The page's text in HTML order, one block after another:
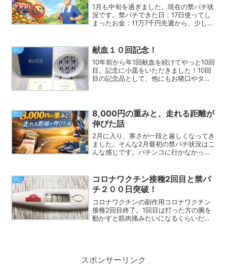
1月も中旬を過ぎました。現在の禁パチ状
況です。禁パチできた日：17日使ってし
まったお金：11万7千円先週から、少しだ
す。20スロで約2万円負けたあと、1円パ
チンコで1万8...
日記 献血１０回記念！
10年前から年1回献血を続けてやっと10回
目。記念に小皿をいただきました！10回
目の記念品として、他にもお猪口やタオ
るような気がして...
日記
8,000円の重みと、走れる距離が
伸びた話
2月に入り、寒さが一段と厳しくなってき
ました。そんな2月最初の禁パチ状況はこ
んな感じです。パチンコに行かなかった
もは20スロを打つのですが、この日は10
スロに変...
日記
コロナワクチン接種2回目と禁パ
チ２００日突破！
コロナワクチンの副作用コロナワクチン
接種2回目終了。1回目は打った方の腕を
動かすと筋肉痛みたいになるくらいだっ
スポンサーリンク